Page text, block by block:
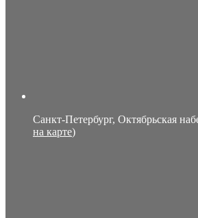
Санкт-Петербург, Октябрьская
на карте)